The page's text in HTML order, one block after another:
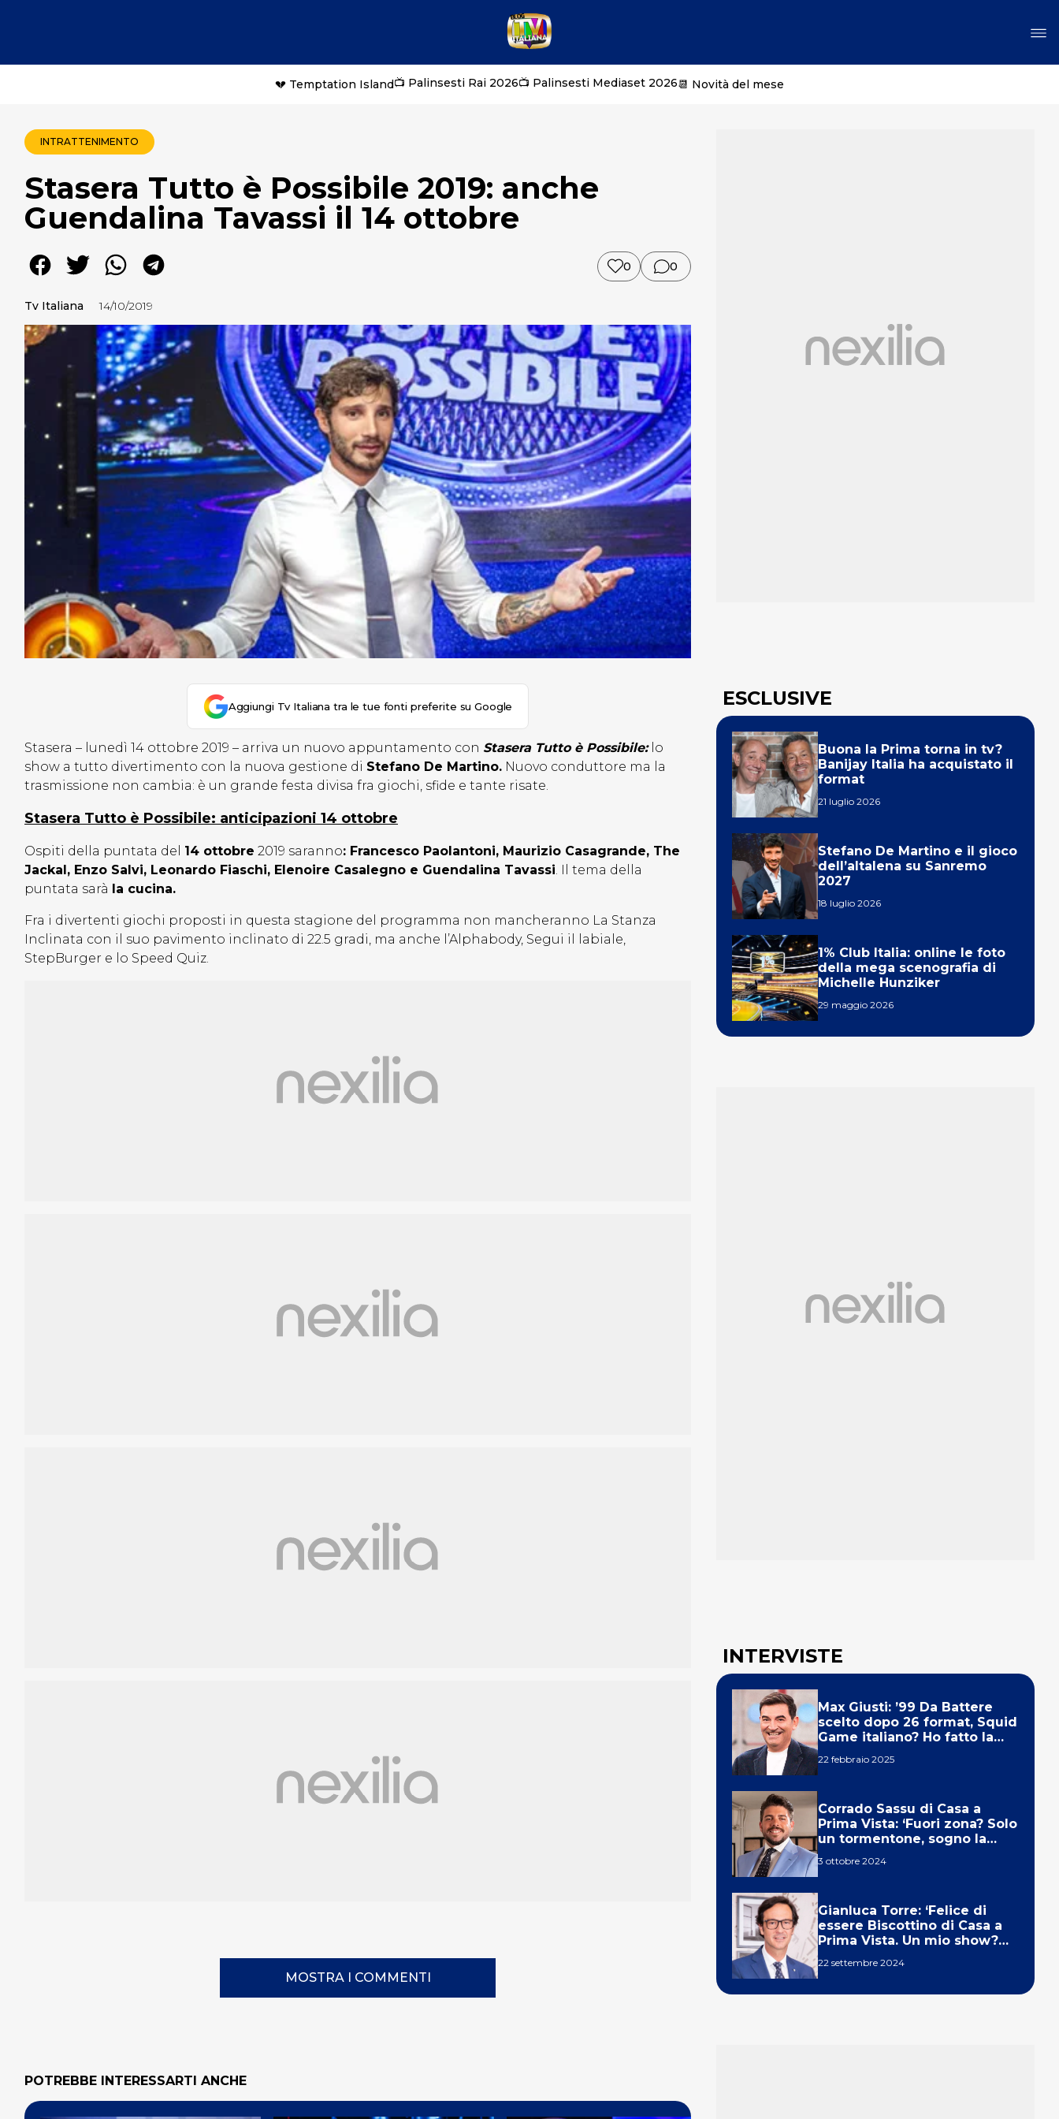
💔 Temptation Island📺 Palinsesti Rai 2026📺 Palinsesti Mediaset 2026📆 Novità del mese
INTRATTENIMENTO
Stasera Tutto è Possibile 2019: anche
Guendalina Tavassi il 14 ottobre
0 0
Tv Italiana 14/10/2019
Aggiungi Tv Italiana tra le tue fonti preferite su Google
Stasera – lunedì 14 ottobre 2019 – arriva un nuovo appuntamento con Stasera Tutto è Possibile:lo
show a tutto divertimento con la nuova gestione di Stefano De Martino. Nuovo conduttore ma la
trasmissione non cambia: è un grande festa divisa fra giochi, sfide e tante risate.
Stasera Tutto è Possibile: anticipazioni 14 ottobre
Ospiti della puntata del 14 ottobre 2019 saranno: Francesco Paolantoni, Maurizio Casagrande, The
Jackal, Enzo Salvi, Leonardo Fiaschi, Elenoire Casalegno e Guendalina Tavassi. Il tema della
puntata sarà la cucina.
Fra i divertenti giochi proposti in questa stagione del programma non mancheranno La Stanza
Inclinata con il suo pavimento inclinato di 22.5 gradi, ma anche l’Alphabody, Segui il labiale,
StepBurger e lo Speed Quiz.
MOSTRA I COMMENTI
POTREBBE INTERESSARTI ANCHE
ESCLUSIVE
Buona la Prima torna in tv?
Banijay Italia ha acquistato il
format
21 luglio 2026
Stefano De Martino e il gioco
dell’altalena su Sanremo
2027
18 luglio 2026
1% Club Italia: online le foto
della mega scenografia di
Michelle Hunziker
29 maggio 2026
INTERVISTE
Max Giusti: ’99 Da Battere
scelto dopo 26 format, Squid
Game italiano? Ho fatto la
22 febbraio 2025
Corrado Sassu di Casa a
Prima Vista: ‘Fuori zona? Solo
un tormentone, sogno la
3 ottobre 2024
Gianluca Torre: ‘Felice di
essere Biscottino di Casa a
Prima Vista. Un mio show?
22 settembre 2024